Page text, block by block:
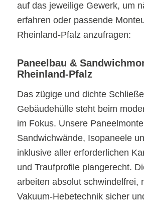
auf das jeweilige Gewerk, um
erfahren oder passende
Rheinland-Pfalz anzufragen:
Paneelbau &
Rheinland-Pfalz
Das zügige und dichte
Gebäudehülle steht beim
im Fokus. Unsere
Sandwichwände, Isopaneele
inklusive aller erforderlichen
und Traufprofile plangerecht.
arbeiten absolut schwindelfrei,
Vakuum-Hebetechnik sicher